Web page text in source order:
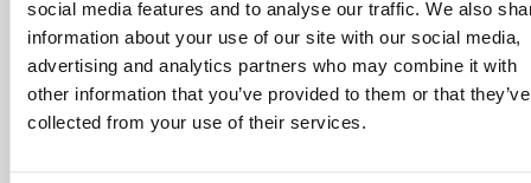
social media features and to analyse our traffic. We also
information about your use of our site with our social media,
advertising and analytics partners who may combine it with
other information that you’ve provided to them or that they’ve
collected from your use of their services.
world of licensing, all at the click of a button.